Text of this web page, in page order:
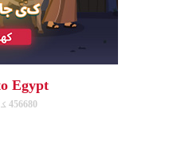
Egypt
456680 کھیلتا ہے
The Lost Sheep